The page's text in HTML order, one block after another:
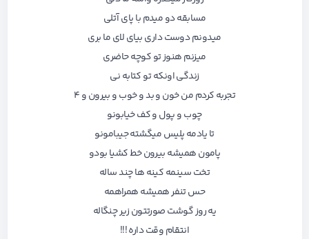
مسابقه دو میدم با پای آتلی
میدونم دوست داری بیای لای ما بری
میزنم هنوز تو کوچه حاضری
زندگی اونکه تو کتابه نی
تجربه کردم من خون و بد و خوب و بیرون و ۴
چوب و پول و کف خیابونو
تا یادمه پلیس میگشته جیبامونو
پامون همیشه بیرون خط کشیا بودو
تخت سینمه کینه ها چند ساله
حس تنفر همیشه همراهمه
یه روز گوشت صورتتون زیر چنگاله
انتقام وقت داره !!!